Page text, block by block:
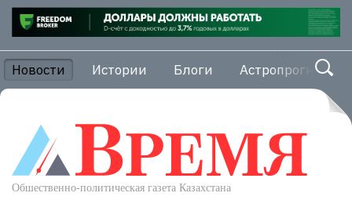
Новости Истории Блоги Астропрогноз